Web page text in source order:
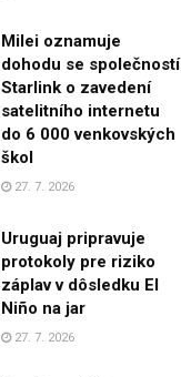
Milei oznamuje
dohodu se společností
Starlink o zavedení
satelitního internetu
do 6 000 venkovských
škol
27. 7. 2026
Uruguaj pripravuje
protokoly pre riziko
záplav v dôsledku El
Niño na jar
27. 7. 2026